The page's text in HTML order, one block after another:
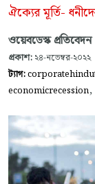
ঐক্যের মূর্তি-
ওয়েবডেস্ক প্রতিবেদন
প্রকাশ: ২৪-নভেম্বর-২০২২
ট্যাগ:
economicrecession,